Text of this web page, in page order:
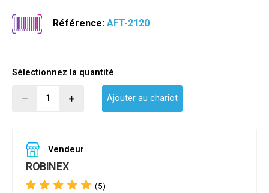
Référence:AFT-2120
Sélectionnez la quantité
Ajouter au chariot
Vendeur
ROBINEX
(5)